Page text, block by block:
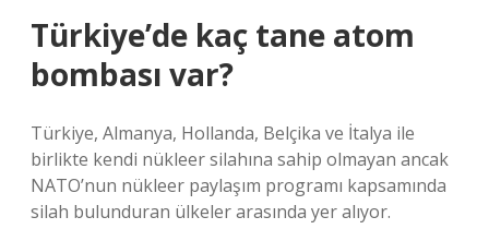
Türkiye’de kaç tane atom
bombası var?
Türkiye, Almanya, Hollanda, Belçika ve İtalya ile
birlikte kendi nükleer silahına sahip olmayan ancak
NATO’nun nükleer paylaşım programı kapsamında
silah bulunduran ülkeler arasında yer alıyor.